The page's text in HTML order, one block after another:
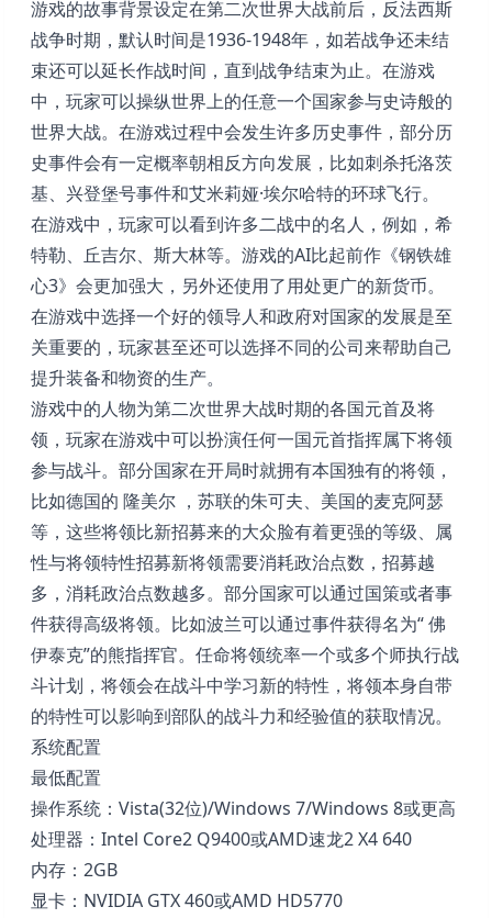
游戏的故事背景设定在第二次世界大战前后，反法西斯
战争时期，默认时间是1936-1948年，如若战争还未结
束还可以延长作战时间，直到战争结束为止。在游戏
中，玩家可以操纵世界上的任意一个国家参与史诗般的
世界大战。在游戏过程中会发生许多历史事件，部分历
史事件会有一定概率朝相反方向发展，比如刺杀托洛茨
基、兴登堡号事件和艾米莉娅·埃尔哈特的环球飞行。
在游戏中，玩家可以看到许多二战中的名人，例如，希
特勒、丘吉尔、斯大林等。游戏的AI比起前作《钢铁雄
心3》会更加强大，另外还使用了用处更广的新货币。
在游戏中选择一个好的领导人和政府对国家的发展是至
关重要的，玩家甚至还可以选择不同的公司来帮助自己
提升装备和物资的生产。
游戏中的人物为第二次世界大战时期的各国元首及将
领，玩家在游戏中可以扮演任何一国元首指挥属下将领
参与战斗。部分国家在开局时就拥有本国独有的将领，
比如德国的 隆美尔 ，苏联的朱可夫、美国的麦克阿瑟
等，这些将领比新招募来的大众脸有着更强的等级、属
性与将领特性招募新将领需要消耗政治点数，招募越
多，消耗政治点数越多。部分国家可以通过国策或者事
件获得高级将领。比如波兰可以通过事件获得名为“ 佛
伊泰克”的熊指挥官。任命将领统率一个或多个师执行战
斗计划，将领会在战斗中学习新的特性，将领本身自带
的特性可以影响到部队的战斗力和经验值的获取情况。
系统配置
最低配置
操作系统：Vista(32位)/Windows 7/Windows 8或更高
处理器：Intel Core2 Q9400或AMD速龙2 X4 640
内存：2GB
显卡：NVIDIA GTX 460或AMD HD5770